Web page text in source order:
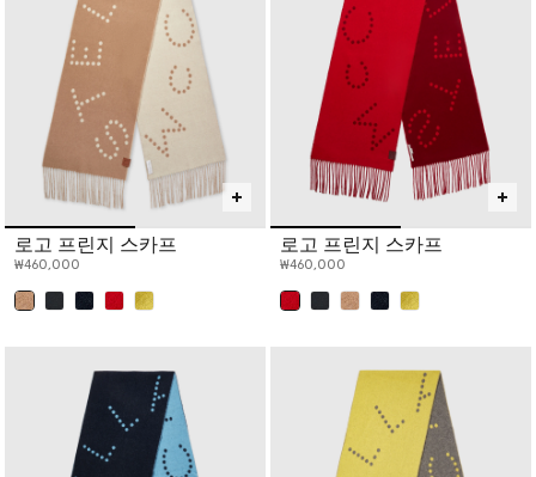
로고 프린지 스카프
₩460,000
로고 프린지 스카프
₩460,000